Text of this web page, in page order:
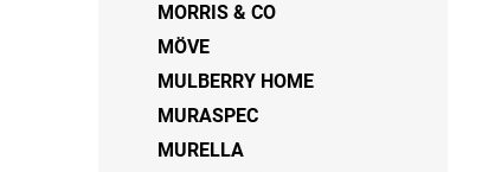
MORRIS & CO
MÖVE
MULBERRY HOME
MURASPEC
MURELLA